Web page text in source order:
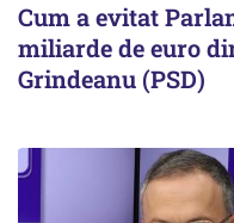
Cum a evitat
miliarde de euro
Grindeanu (PSD)